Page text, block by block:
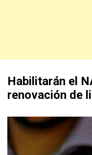
Habilitarán el
renovación de